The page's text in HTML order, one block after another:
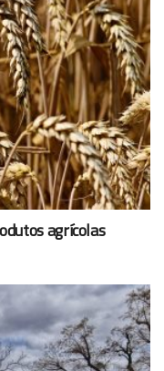
agrícolas